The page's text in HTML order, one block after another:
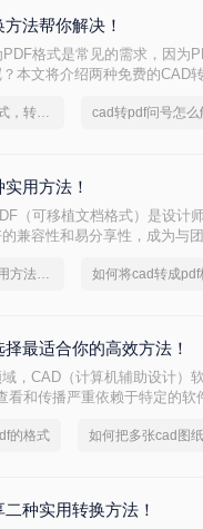
法帮你解决！
格式是常见的需求，因为
本文将介绍两种免费的CAD
如何将cad转成pdf格式，转转大师帮你解决 cad转pdf问号怎么
用方法！
（可移植文档格式）是设计
兼容性和易分享性，成为与
cad如何转成pdf，实用方法不要错过
最适合你的高效方法！
，CAD（计算机辅助设计）
看和传播严重依赖于特定的软
比例和布局，且几乎在任何
的格式
种实用转换方法！